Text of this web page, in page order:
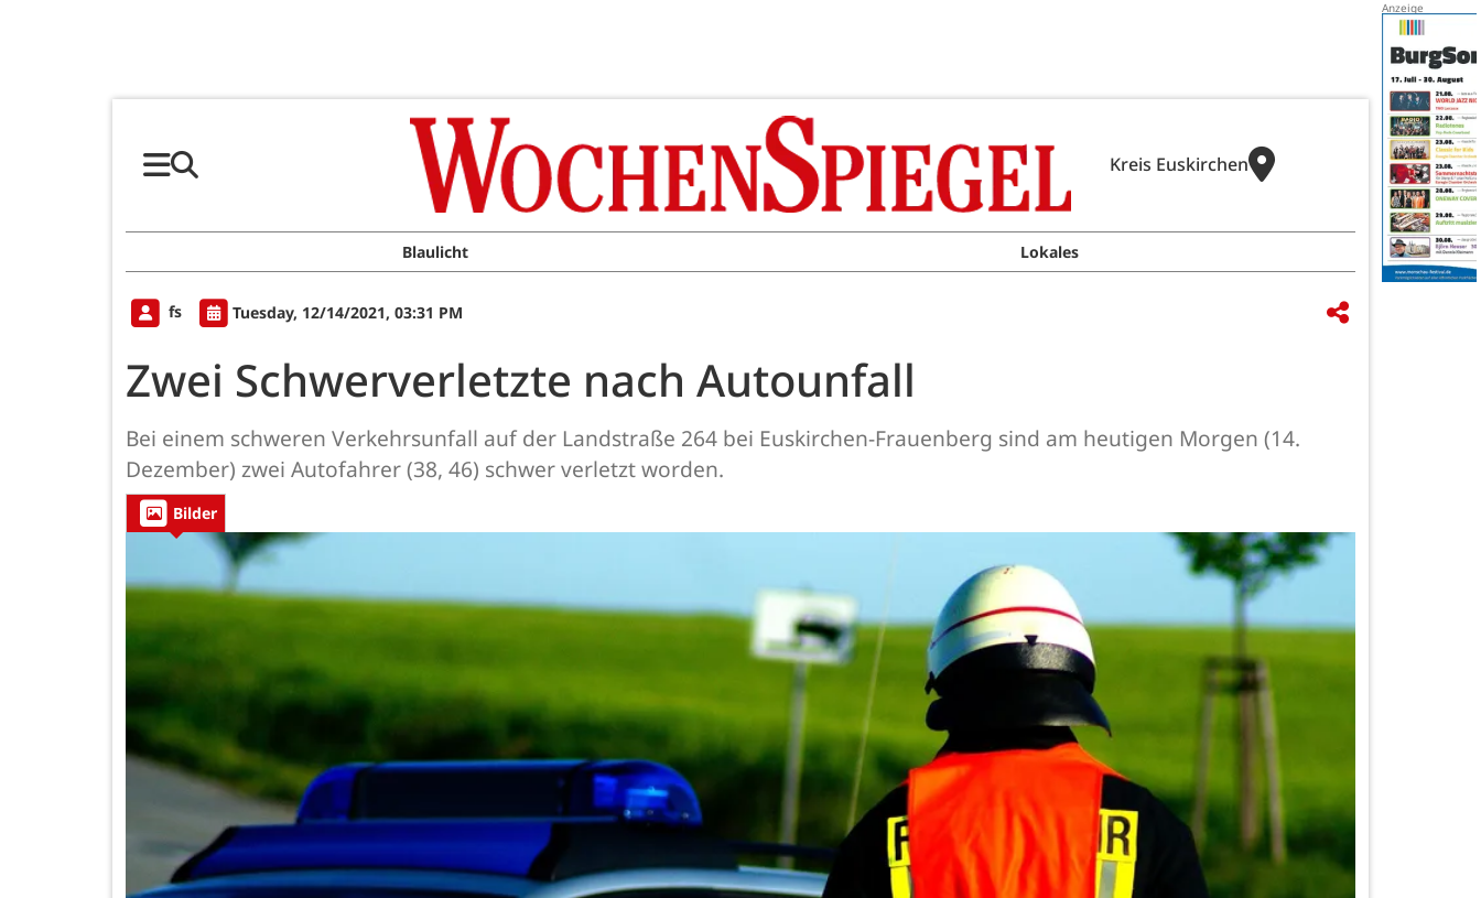
Kreis Euskirchen
Blaulicht Lokales
fs Tuesday, 12/14/2021, 03:31 PM
Zwei Schwerverletzte nach Autounfall
Bei einem schweren Verkehrsunfall auf der Landstraße 264 bei Euskirchen-Frauenberg sind am heutigen Morgen (14.
Dezember) zwei Autofahrer (38, 46) schwer verletzt worden.
Bilder